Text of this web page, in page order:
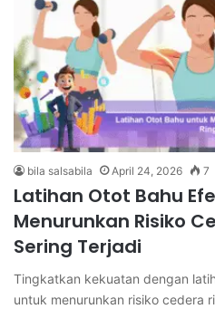
bila salsabila April 24, 2026 7
Latihan Otot Bahu
Menurunkan Risiko
Sering Terjadi
Tingkatkan kekuatan dengan
untuk menurunkan risiko cedera